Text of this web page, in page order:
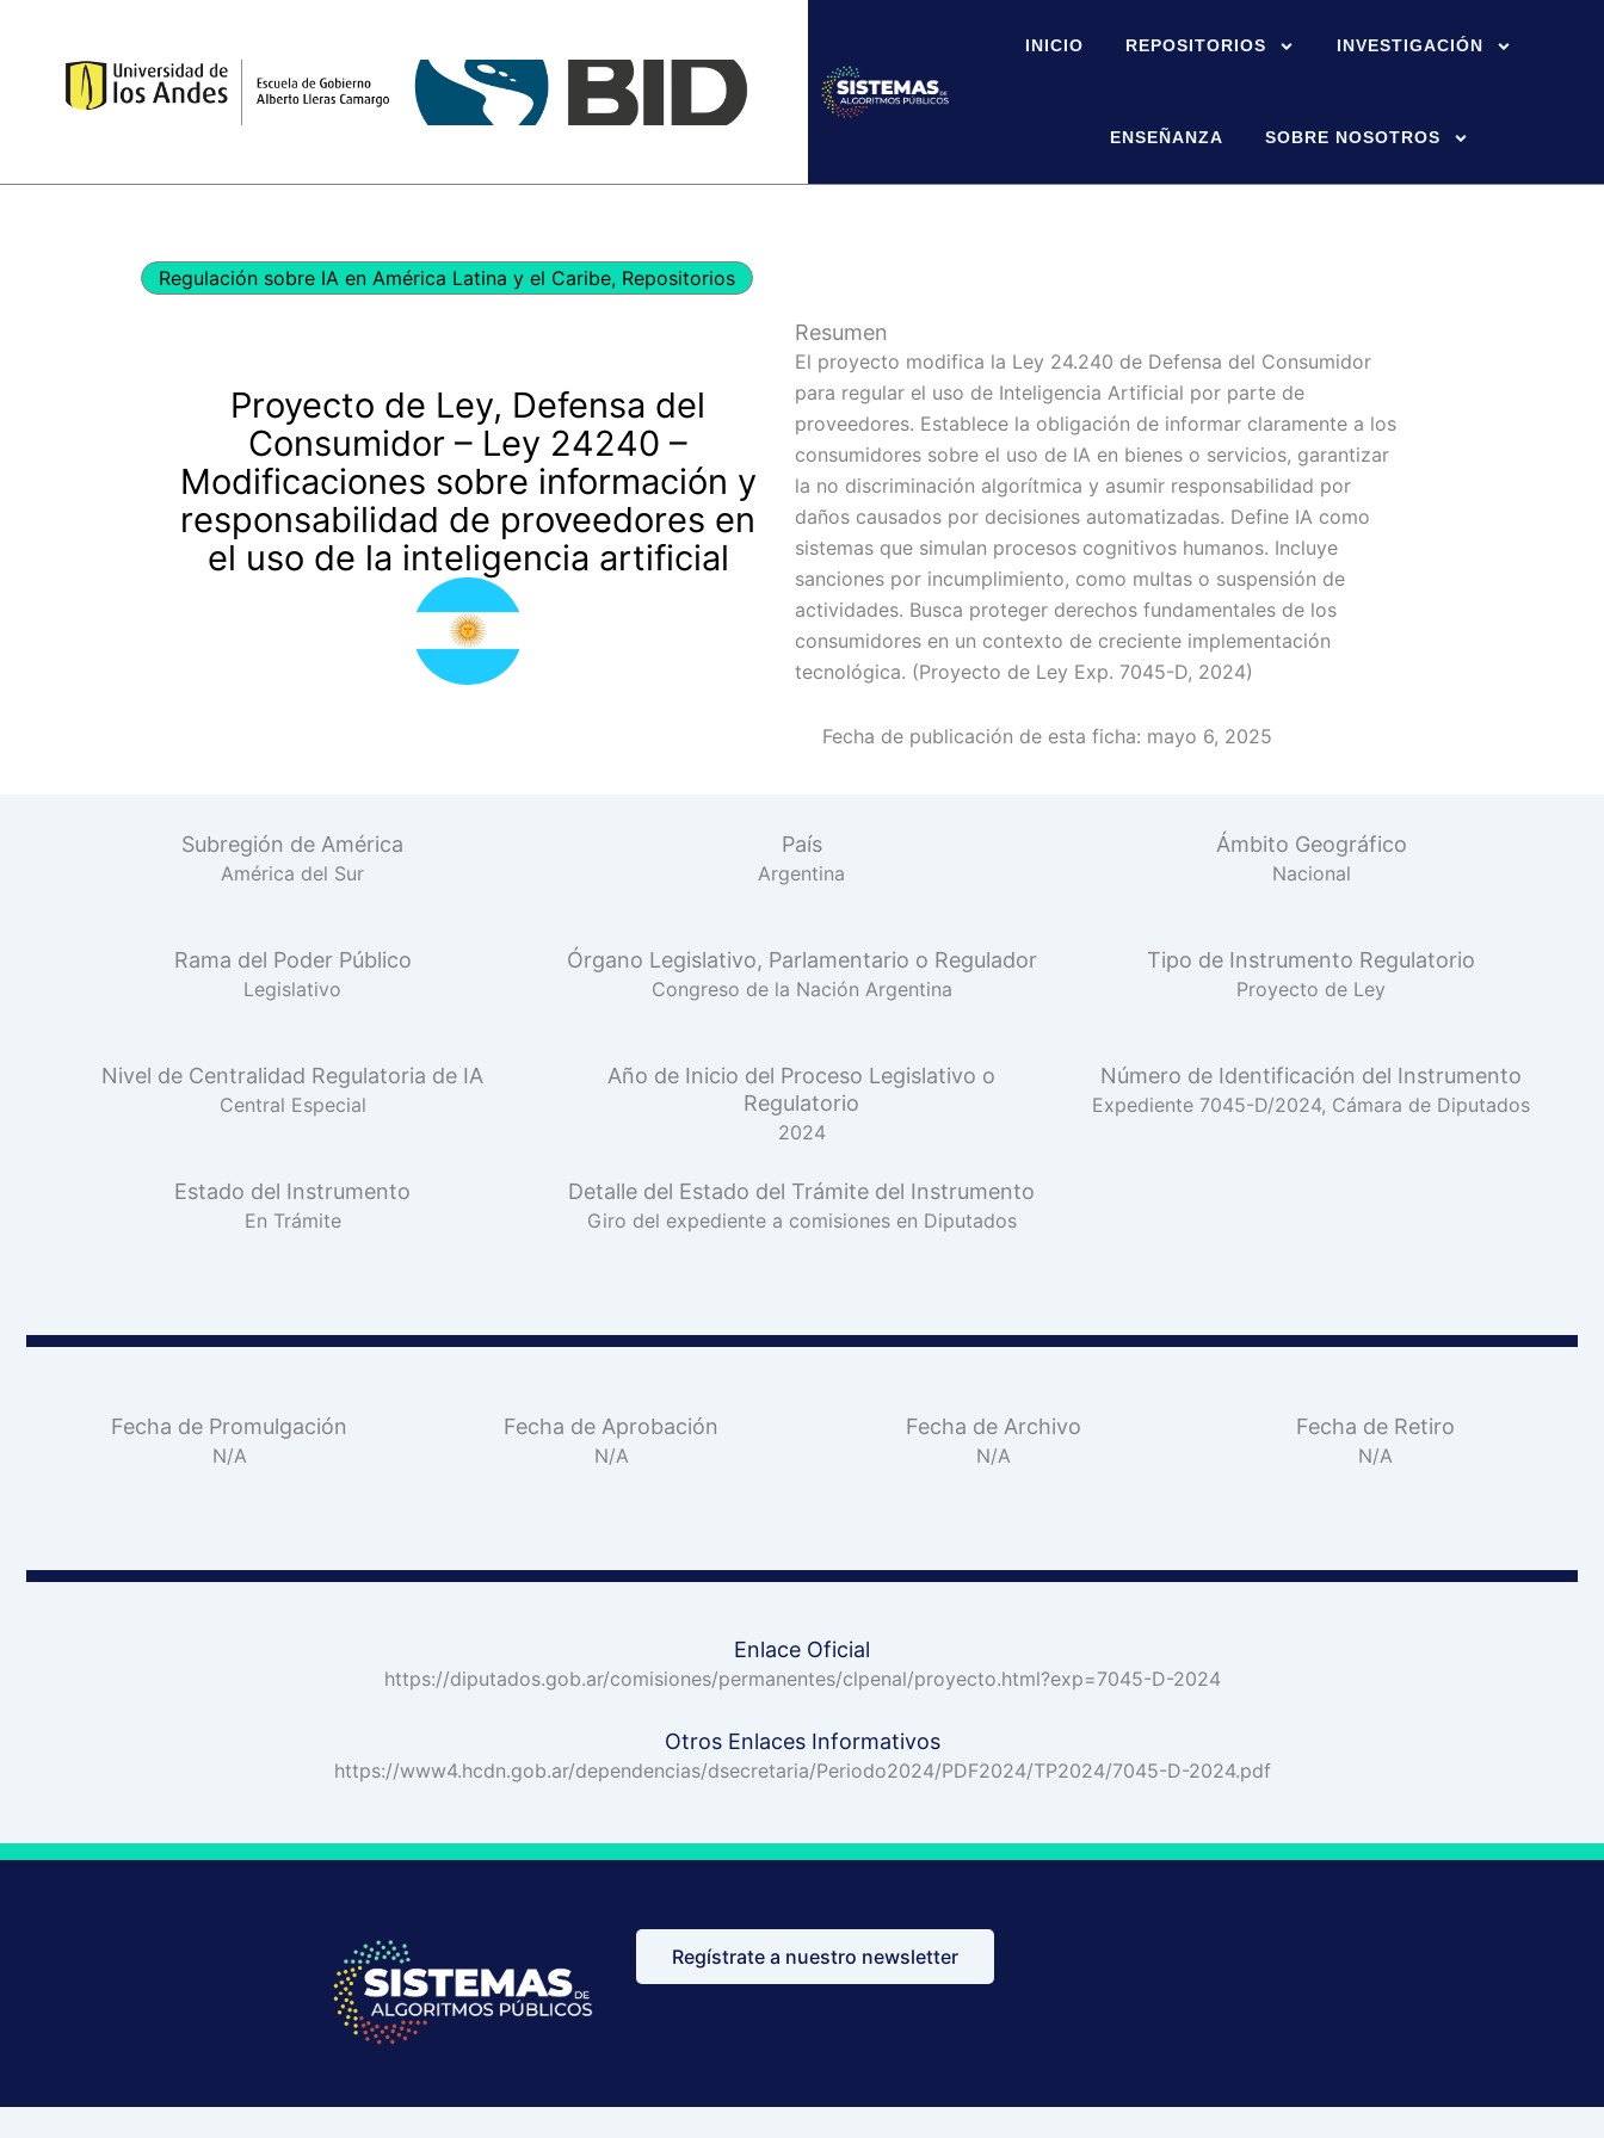
contenido
INICIO REPOSITORIOS INVESTIGACIÓN
ENSEÑANZA SOBRE NOSOTROS
Regulación sobre IA en América Latina y el Caribe, Repositorios
Proyecto de Ley, Defensa del
Consumidor – Ley 24240 –
Modificaciones sobre información y
responsabilidad de proveedores en
el uso de la inteligencia artificial
Resumen
El proyecto modifica la Ley 24.240 de Defensa del Consumidor
para regular el uso de Inteligencia Artificial por parte de
proveedores. Establece la obligación de informar claramente a los
consumidores sobre el uso de IA en bienes o servicios, garantizar
la no discriminación algorítmica y asumir responsabilidad por
daños causados por decisiones automatizadas. Define IA como
sistemas que simulan procesos cognitivos humanos. Incluye
sanciones por incumplimiento, como multas o suspensión de
actividades. Busca proteger derechos fundamentales de los
consumidores en un contexto de creciente implementación
tecnológica. (Proyecto de Ley Exp. 7045-D, 2024)
Fecha de publicación de esta ficha: mayo 6, 2025
Subregión de América
América del Sur
País
Argentina
Ámbito Geográfico
Nacional
Rama del Poder Público
Legislativo
Órgano Legislativo, Parlamentario o Regulador
Congreso de la Nación Argentina
Tipo de Instrumento Regulatorio
Proyecto de Ley
Nivel de Centralidad Regulatoria de IA
Central Especial
Año de Inicio del Proceso Legislativo o
Regulatorio
2024
Número de Identificación del Instrumento
Expediente 7045-D/2024, Cámara de Diputados
Estado del Instrumento
En Trámite
Detalle del Estado del Trámite del Instrumento
Giro del expediente a comisiones en Diputados
Fecha de Promulgación
N/A
Fecha de Aprobación
N/A
Fecha de Archivo
N/A
Fecha de Retiro
N/A
Enlace Oficial
https://diputados.gob.ar/comisiones/permanentes/clpenal/proyecto.html?exp=7045-D-2024
Otros Enlaces Informativos
https://www4.hcdn.gob.ar/dependencias/dsecretaria/Periodo2024/PDF2024/TP2024/7045-D-2024.pdf
Regístrate a nuestro newsletter